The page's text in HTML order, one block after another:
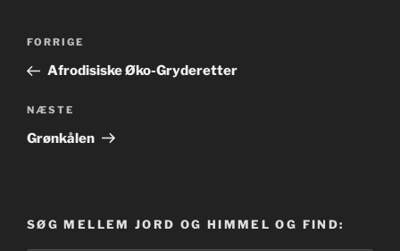
Indlægsnavigation
Forrige
indlæg
FORRIGE
Afrodisiske Øko-Gryderetter
Næste
indlæg
NÆSTE
Grønkålen
SØG MELLEM JORD OG HIMMEL OG FIND: